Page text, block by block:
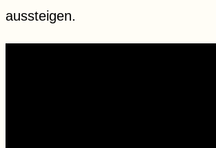
aussteigen.